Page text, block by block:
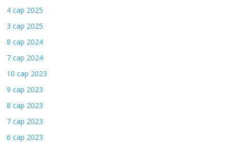
4 сар 2025
3 сар 2025
8 сар 2024
7 сар 2024
10 сар 2023
9 сар 2023
8 сар 2023
7 сар 2023
6 сар 2023